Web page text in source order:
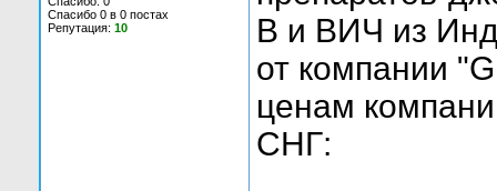
Спасибо 0 в 0 постах
Репутация: 10
B и ВИЧ из
от компании
ценам
СНГ: